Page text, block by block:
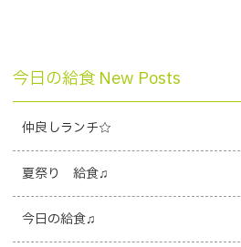
今日の給食 New Posts
仲良しランチ☆
夏祭り 給食♫
今日の給食♫